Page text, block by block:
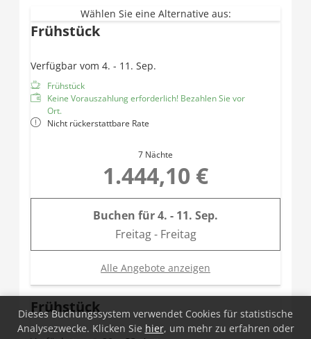
Geschlossenes Badezimmer mit Dusche und
Haarföhn
Balkon
Wählen Sie eine Alternative aus:
Frühstück
Verfügbar vom 4. - 11. Sep.
Frühstück
Keine Vorauszahlung erforderlich! Bezahlen Sie vor
Ort.
Nicht rückerstattbare Rate
7 Nächte
1.444,10 €
Buchen für4. - 11. Sep.
Freitag - Freitag
Alle Angebote anzeigen
Frühstück
Dieses Buchungssystem verwendet Cookies für statistische
Analysezwecke. Klicken Sie hier, um mehr zu erfahren oder